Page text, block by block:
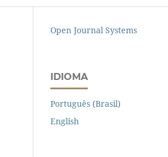
Open Journal Systems
IDIOMA
Português (Brasil)
English